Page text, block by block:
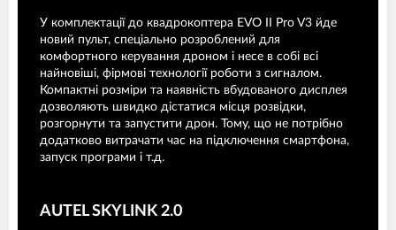
У комплектації до квадрокоптера EVO II Pro V3 йде
новий пульт, спеціально розроблений для
комфортного керування дроном і несе в собі всі
найновіші, фірмові технології роботи з сигналом.
Компактні розміри та наявність вбудованого дисплея
дозволяють швидко дістатися місця розвідки,
розгорнути та запустити дрон. Тому, що не потрібно
додатково витрачати час на підключення смартфона,
запуск програми і т.д.
AUTEL SKYLINK 2.0